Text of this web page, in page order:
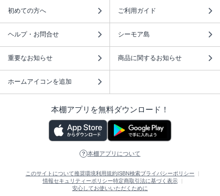
初めての方へ ご利用ガイド
ヘルプ・お問合せ シーモア島
重要なお知らせ 商品に関するお知らせ
ホームアイコンを追加
本棚アプリを無料ダウンロード！
本棚アプリについて
このサイトについて推奨環境利用規約 ISBN検索プライバシーポリシー
情報セキュリティーポリシー特定商取引法に基づく表示
安心してお使いいただくために